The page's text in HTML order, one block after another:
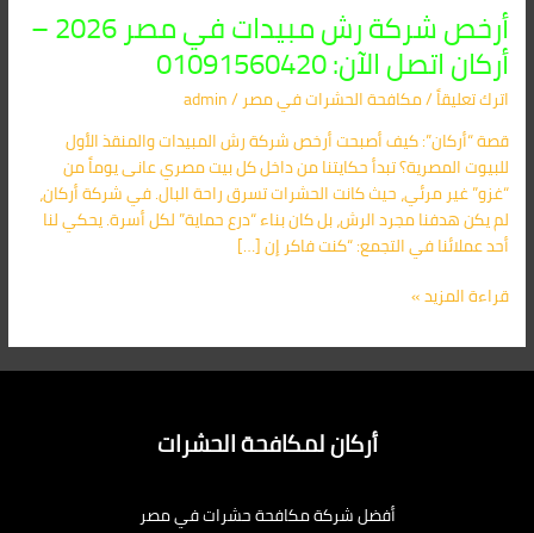
أرخص شركة رش مبيدات في مصر 2026 –
أركان اتصل الآن: 01091560420
اترك تعليقاً/مكافحة الحشرات في مصر/
admin
قصة “أركان”: كيف أصبحت أرخص شركة رش المبيدات والمنقذ الأول
للبيوت المصرية؟ تبدأ حكايتنا من داخل كل بيت مصري عانى يوماً من
“غزو” غير مرئي، حيث كانت الحشرات تسرق راحة البال. في شركة أركان،
لم يكن هدفنا مجرد الرش، بل كان بناء “درع حماية” لكل أسرة. يحكي لنا
أحد عملائنا في التجمع: “كنت فاكر إن […]
رش
مبيدات
في
مصر
2026
–
أركان
اتصل
الآن:
01091560420
قراءة المزيد »
أركان لمكافحة الحشرات
أفضل شركة مكافحة حشرات في مصر